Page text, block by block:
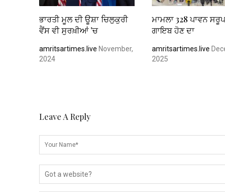
ਭਾਰਤੀ ਮੂਲ ਦੀ ਊਸ਼ਾ ਚਿਲੁਕੁਰੀ
ਵੈਂਸ ਵੀ ਸੁਰਖ਼ੀਆਂ ’ਚ
amritsartimes.live November,
2024
ਮਾਮਲਾ 328 ਪਾਵਨ
ਗਾਇਬ ਹੋਣ ਦਾ
amritsartimes.live
2025
Leave A Reply